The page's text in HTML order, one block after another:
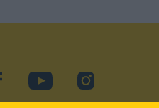
facebookYouTubeInstagram